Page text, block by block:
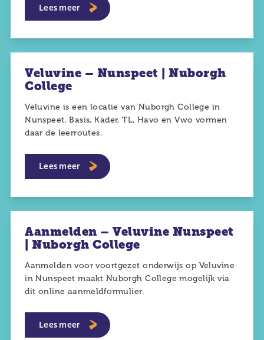
Lees meer
Veluvine – Nunspeet | Nuborgh
College
Veluvine is een locatie van Nuborgh College in
Nunspeet. Basis, Kader, TL, Havo en Vwo vormen
daar de leerroutes.
Lees meer
Aanmelden – Veluvine Nunspeet
| Nuborgh College
Aanmelden voor voortgezet onderwijs op Veluvine
in Nunspeet maakt Nuborgh College mogelijk via
dit online aanmeldformulier.
Lees meer